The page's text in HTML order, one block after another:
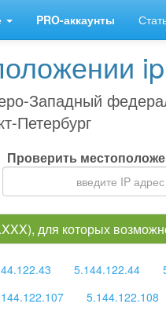
PRO-аккаунты
Западный
Петербург
Проверить
для которых
5.144.122.44
5.144.122.108